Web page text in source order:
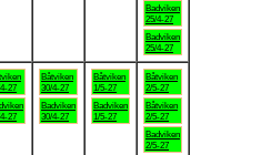
Badviken
25/4-27
Badviken
25/4-27
27
27
Båtviken
30/4-27
Badviken
30/4-27
Båtviken
1/5-27
Badviken
1/5-27
Båtviken
2/5-27
Båtviken
2/5-27
Badviken
2/5-27